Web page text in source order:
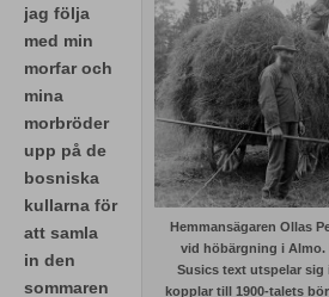
Hemmansägaren Ollas
vid höbärgning i Almo.
Susics text utspelar sig
kopplar till 1900-talets
jag följa
med min
morfar och
mina
morbröder
upp på de
bosniska
kullarna för
att samla
in den
sommaren